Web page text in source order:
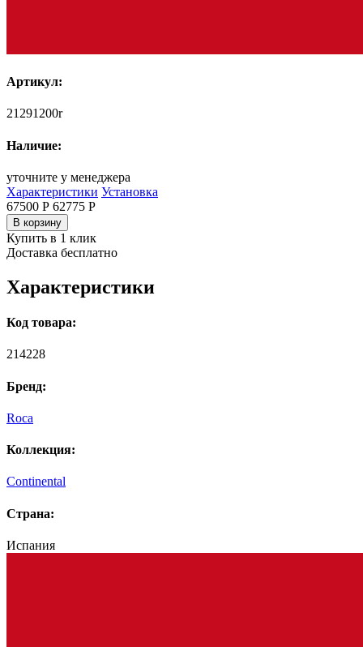
Артикул:
21291200r
Наличие:
уточните у менеджера
Характеристики Установка
67500 Р 62775 Р
В корзину
Купить в 1 клик
Доставка бесплатно
Характеристики
Код товара:
214228
Бренд:
Roca
Коллекция:
Continental
Страна:
Испания